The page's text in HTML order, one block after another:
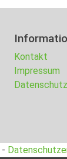
Kontakt
Impressum
-